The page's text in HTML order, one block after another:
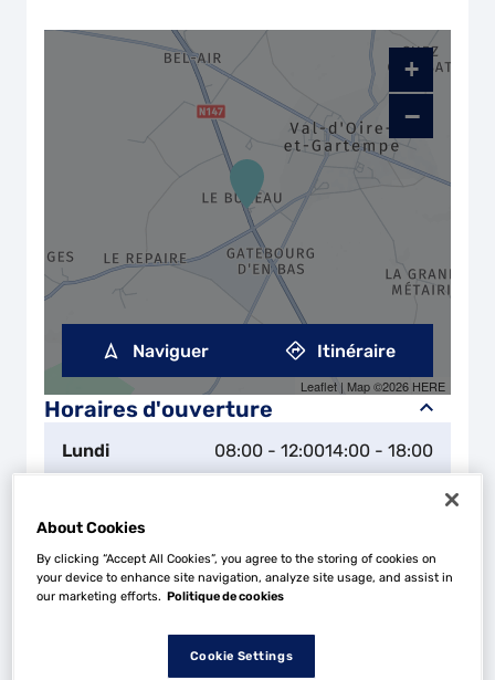
Horaires d'ouverture
Lundi 08:00 - 12:0014:00 - 18:00
Mercredi 08:00 - 12:0014:00 - 18:00
+
−
Leaflet | Map ©2026 HERE
Naviguer Itinéraire
About Cookies
By clicking “Accept All Cookies”, you agree to the storing of cookies on
your device to enhance site navigation, analyze site usage, and assist in
our marketing efforts. Politique de cookies
Cookie Settings